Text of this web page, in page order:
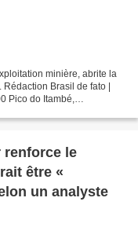
minière, abrite la
Brasil de fato |
Pico do Itambé,
renforce le
être «
un analyste